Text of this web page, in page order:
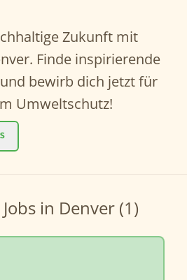
Zukunft mit
Finde inspirierende
bewirb dich jetzt für
Umweltschutz!
in Denver (1)